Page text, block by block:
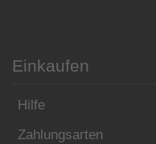
Einkaufen
Hilfe
Zahlungsarten